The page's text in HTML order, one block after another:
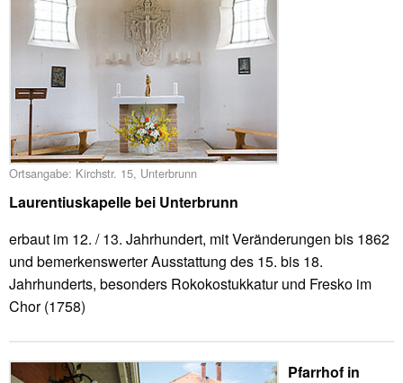
Ortsangabe: Kirchstr. 15, Unterbrunn
Laurentiuskapelle bei Unterbrunn
erbaut im 12. / 13. Jahrhundert, mit Veränderungen bis 1862
und bemerkenswerter Ausstattung des 15. bis 18.
Jahrhunderts, besonders Rokokostukkatur und Fresko im
Chor (1758)
Pfarrhof in